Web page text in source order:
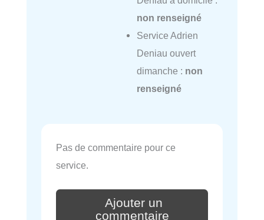
non renseigné
Service Adrien
Deniau ouvert
dimanche : non
renseigné
Pas de commentaire pour ce
service.
Ajouter un
commentaire